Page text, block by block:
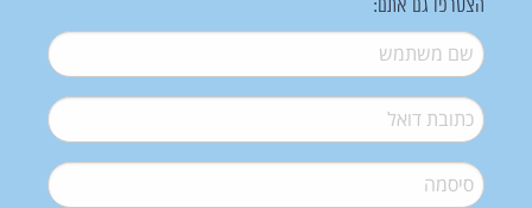
הצטרפו גם אתם:
שם משתמש*
דואל*
סיסמה*